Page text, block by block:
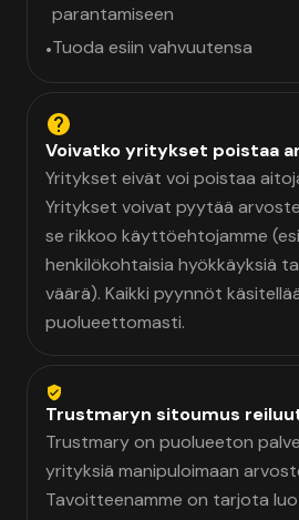
parantamiseen
•Tuoda esiin vahvuutensa
Voivatko yritykset poistaa
Yritykset eivät voi poistaa
Yritykset voivat pyytää
se rikkoo käyttöehtojamme
henkilökohtaisia hyökkäyksiä
väärä). Kaikki pyynnöt
puolueettomasti.
Trustmaryn sitoumus
Trustmary on puolueeton
yrityksiä manipuloimaan
Tavoitteenamme on tarjota